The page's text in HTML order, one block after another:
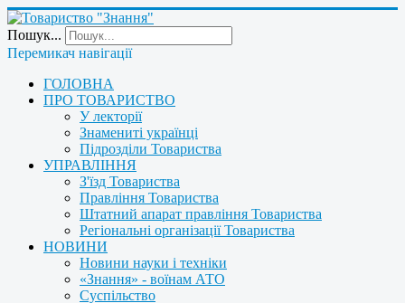
Пошук...
Перемикач навігації
ГОЛОВНА
ПРО ТОВАРИСТВО
У лекторії
Знамениті українці
Підрозділи Товариства
УПРАВЛІННЯ
З'їзд Товариства
Правління Товариства
Штатний апарат правління Товариства
Регіональні організації Товариства
НОВИНИ
Новини науки і техніки
«Знання» - воїнам АТО
Суспільство